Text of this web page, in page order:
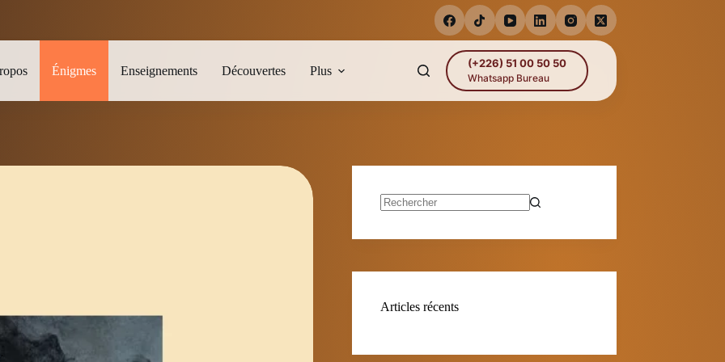
Énigmes Enseignements Découvertes Plus
(+226) 51 00 50 50
Whatsapp Bureau
Articles récents